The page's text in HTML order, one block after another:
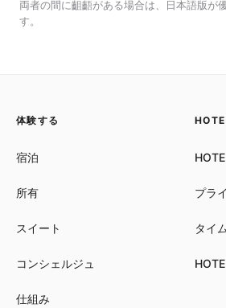
両者の間に齟齬がある場合は、日本語版が
す。
体験する
宿泊
所有
スイート
コンシェルジュ
仕組み
プラ
タイ